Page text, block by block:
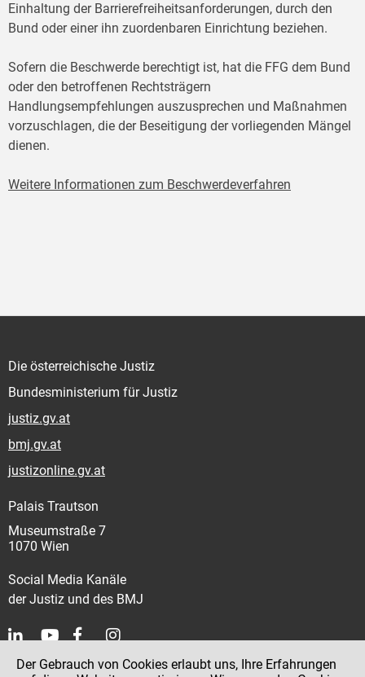
Einhaltung der Barrierefreiheitsanforderungen, durch den
Bund oder einer ihn zuordenbaren Einrichtung beziehen.
Sofern die Beschwerde berechtigt ist, hat die FFG dem Bund
oder den betroffenen Rechtsträgern
Handlungsempfehlungen auszusprechen und Maßnahmen
vorzuschlagen, die der Beseitigung der vorliegenden Mängel
dienen.
Weitere Informationen zum Beschwerdeverfahren
Die österreichische Justiz
Bundesministerium für Justiz
justiz.gv.at
bmj.gv.at
justizonline.gv.at
Palais Trautson
Museumstraße 7
1070 Wien
Social Media Kanäle
der Justiz und des BMJ
Kontakt
Der Gebrauch von Cookies erlaubt uns, Ihre Erfahrungen